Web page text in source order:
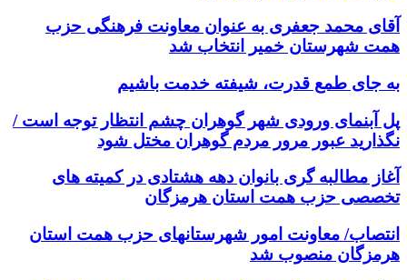
آقای محمد جعفری به عنوان معاونت فرهنگی حزب
همت شهرستان خمیر انتخاب شد
به جای طمع قدرت، شیفته خدمت باشیم
پل آبنمای ورودی شهر گوهران چشم انتظار توجه است /
نگذارید عبور مرور مردم گوهران مختل شود
آغاز مطالبه گری بانوان دهه هشتادی در کمیته های
تخصصی حزب همت استان هرمزگان
انتصاب/ معاونت امور شهرستانهای حزب همت استان
هرمزگان منصوب شد